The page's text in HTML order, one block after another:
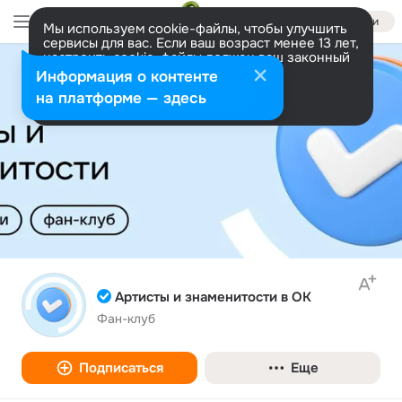
Войти
Мы используем cookie-файлы, чтобы улучшить
сервисы для вас. Если ваш возраст менее 13 лет,
настроить cookie-файлы должен ваш законный
представитель. Больше информации
Разрешить все Настроить
Артисты и знаменитости в ОК
Фан-клуб
Подписаться Еще
Информация о контенте
на платформе — здесь